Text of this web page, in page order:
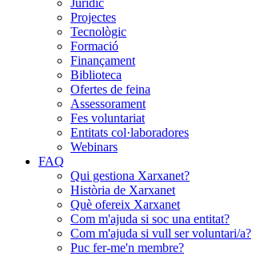
Jurídic
Projectes
Tecnològic
Formació
Finançament
Biblioteca
Ofertes de feina
Assessorament
Fes voluntariat
Entitats col·laboradores
Webinars
FAQ
Qui gestiona Xarxanet?
Història de Xarxanet
Què ofereix Xarxanet
Com m'ajuda si soc una entitat?
Com m'ajuda si vull ser voluntari/a?
Puc fer-me'n membre?